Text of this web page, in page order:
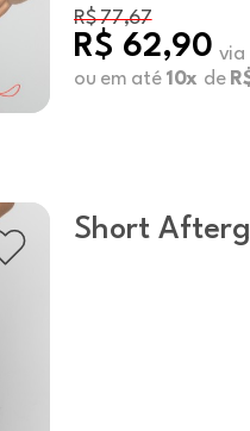
R$ 77,67
R$ 62,90 via
ou em até 10x de
Short